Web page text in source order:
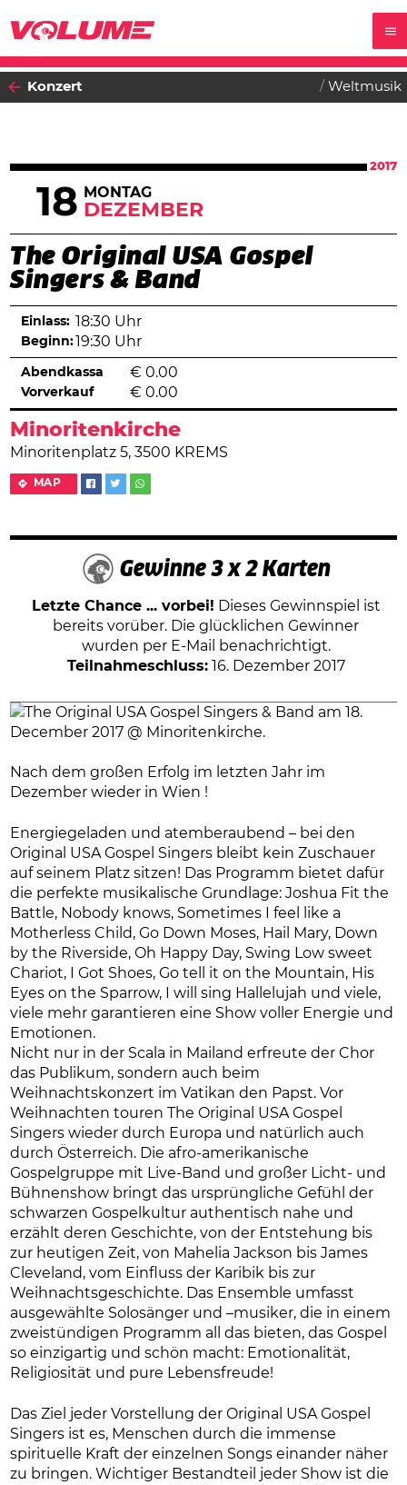
Konzert Weltmusik
2017
18 MONTAG
DEZEMBER
The Original USA Gospel
Singers & Band
Minoritenkirche
Minoritenplatz 5, 3500 KREMS
MAP
Einlass: 18:30 Uhr
Beginn: 19:30 Uhr
Abendkassa € 0.00
Vorverkauf € 0.00
Gewinne 3 x 2 Karten
Letzte Chance ... vorbei! Dieses Gewinnspiel ist
bereits vorüber. Die glücklichen Gewinner
wurden per E-Mail benachrichtigt.
Teilnahmeschluss:16. Dezember 2017
Nach dem großen Erfolg im letzten Jahr im
Dezember wieder in Wien !
Energiegeladen und atemberaubend – bei den
Original USA Gospel Singers bleibt kein Zuschauer
auf seinem Platz sitzen! Das Programm bietet dafür
die perfekte musikalische Grundlage: Joshua Fit the
Battle, Nobody knows, Sometimes I feel like a
Motherless Child, Go Down Moses, Hail Mary, Down
by the Riverside, Oh Happy Day, Swing Low sweet
Chariot, I Got Shoes, Go tell it on the Mountain, His
Eyes on the Sparrow, I will sing Hallelujah und viele,
viele mehr garantieren eine Show voller Energie und
Emotionen.
Nicht nur in der Scala in Mailand erfreute der Chor
das Publikum, sondern auch beim
Weihnachtskonzert im Vatikan den Papst. Vor
Weihnachten touren The Original USA Gospel
Singers wieder durch Europa und natürlich auch
durch Österreich. Die afro-amerikanische
Gospelgruppe mit Live-Band und großer Licht- und
Bühnenshow bringt das ursprüngliche Gefühl der
schwarzen Gospelkultur authentisch nahe und
erzählt deren Geschichte, von der Entstehung bis
zur heutigen Zeit, von Mahelia Jackson bis James
Cleveland, vom Einfluss der Karibik bis zur
Weihnachtsgeschichte. Das Ensemble umfasst
ausgewählte Solosänger und –musiker, die in einem
zweistündigen Programm all das bieten, das Gospel
so einzigartig und schön macht: Emotionalität,
Religiosität und pure Lebensfreude!
Das Ziel jeder Vorstellung der Original USA Gospel
Singers ist es, Menschen durch die immense
spirituelle Kraft der einzelnen Songs einander näher
zu bringen. Wichtiger Bestandteil jeder Show ist die